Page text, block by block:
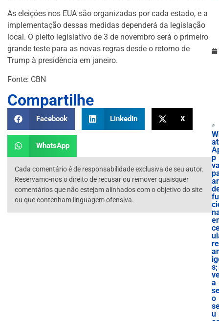
As eleições nos EUA são organizadas por cada estado, e a
implementação dessas medidas dependerá da legislação
local. O pleito legislativo de 3 de novembro será o primeiro
grande teste para as novas regras desde o retorno de
Trump à presidência em janeiro.
Fonte: CBN
Compartilhe
Facebook LinkedIn X
WhatsApp
Cada comentário é de responsabilidade exclusiva de seu autor.
Reservamo-nos o direito de recusar ou remover quaisquer
comentários que não estejam alinhados com o objetivo do site
ou que contenham linguagem ofensiva.
p
ar
s;
a
o
u